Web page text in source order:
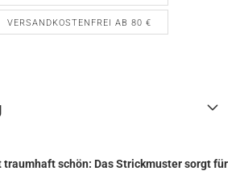
VERSANDKOSTENFREI AB 80 €
schön: Das Strickmuster sorgt für